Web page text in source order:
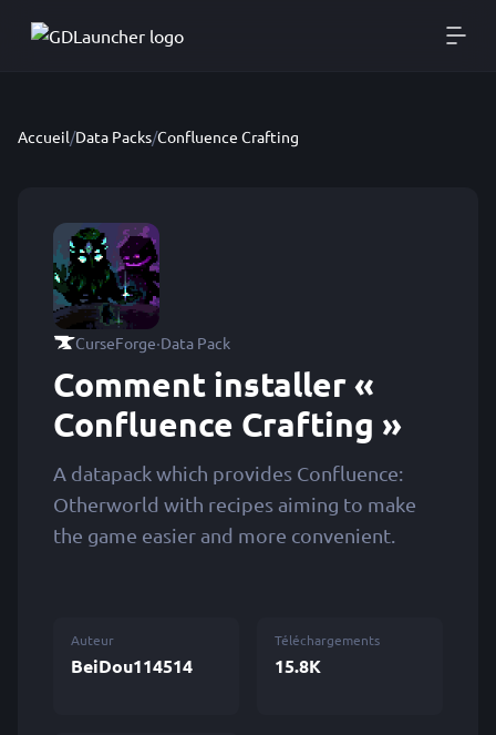
Accueil/Data Packs/Confluence Crafting
CurseForge·Data Pack
Comment installer «
Confluence Crafting »
A datapack which provides Confluence:
Otherworld with recipes aiming to make
the game easier and more convenient.
Auteur
BeiDou114514
Téléchargements
15.8K